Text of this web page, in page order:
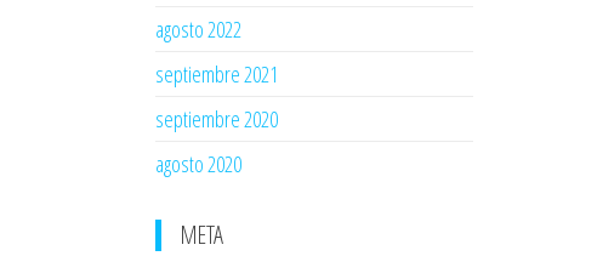
agosto 2022
septiembre 2021
septiembre 2020
agosto 2020
META